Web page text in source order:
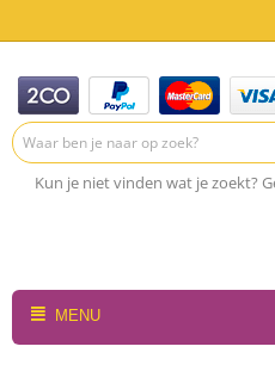
Kun je niet vinden wat je zoekt?
MENU